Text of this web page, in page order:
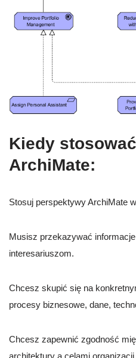
Kiedy
ArchiMate:
Stosuj perspektywy ArchiMate
Musisz przekazywać
interesariuszom.
Chcesz skupić się na
procesy biznesowe, dane,
Chcesz zapewnić zgodność
architektury a celami organizacji.